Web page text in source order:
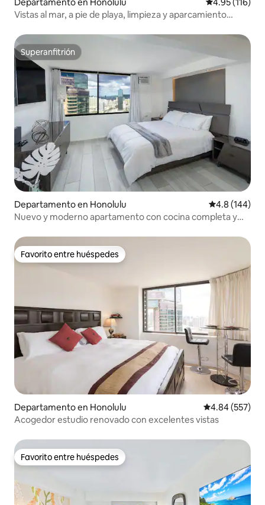
Vistas al mar, a pie de playa, limpieza y aparcamiento
Superanfitrión
Superanfitrión
Departamento en Honolulu Calificación
4.8 (144)
Nuevo y moderno apartamento con cocina completa y
Favorito entre huéspedes
Favorito entre huéspedes
Departamento en Honolulu Calificación
4.84 (557)
Acogedor estudio renovado con excelentes vistas
Favorito entre huéspedes
Favorito entre huéspedes